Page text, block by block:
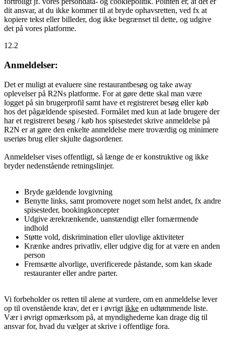
dit ansvar, at du ikke kommer til at bryde ophavsretten, ved fx at
kopiere tekst eller billeder, dog ikke begrænset til dette, og udgive
det på vores platforme.
12.2
Anmeldelser:
Det er muligt at evaluere sine restaurantbesøg og take away
oplevelser på R2Ns platforme. For at gøre dette skal man være
logget på sin brugerprofil samt have et registreret besøg eller køb
hos det pågældende spisested. Formålet med kun at lade brugere der
har et registreret besøg / køb hos spisestedet skrive anmeldelse på
R2N er at gøre den enkelte anmeldelse mere troværdig og minimere
useriøs brug eller skjulte dagsordener.
Anmeldelser vises offentligt, så længe de er konstruktive og ikke
bryder nedenstående retningslinjer.
Bryde gældende lovgivning
Benytte links, samt promovere noget som helst andet, fx andre
spisesteder, bookingkoncepter
Udgive ærekrænkende, uanstændigt eller fornærmende
indhold
Støtte vold, diskrimination eller ulovlige aktiviteter
Krænke andres privatliv, eller udgive dig for at være en anden
person
Fremsætte alvorlige, uverificerede påstande, som kan skade
restauranter eller andre parter.
Vi forbeholder os retten til alene at vurdere, om en anmeldelse lever
op til ovenstående krav, det er i øvrigt ikke en udtømmende liste.
Vær i øvrigt opmærksom på, at myndighederne kan drage dig til
ansvar for, hvad du vælger at skrive i offentlige fora.